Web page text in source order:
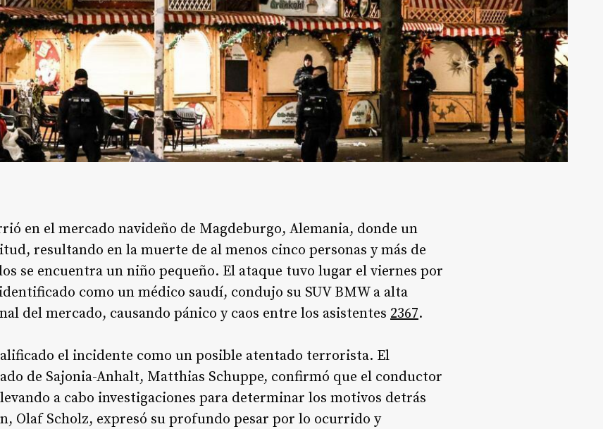
en el mercado navideño de Magdeburgo, Alemania, donde un
resultando en la muerte de al menos cinco personas y más de
se encuentra un niño pequeño. El ataque tuvo lugar el viernes por
como un médico saudí, condujo su SUV BMW a alta
del mercado, causando pánico y caos entre los asistentes 2367.
el incidente como un posible atentado terrorista. El
de Sajonia-Anhalt, Matthias Schuppe, confirmó que el conductor
a cabo investigaciones para determinar los motivos detrás
Olaf Scholz, expresó su profundo pesar por lo ocurrido y